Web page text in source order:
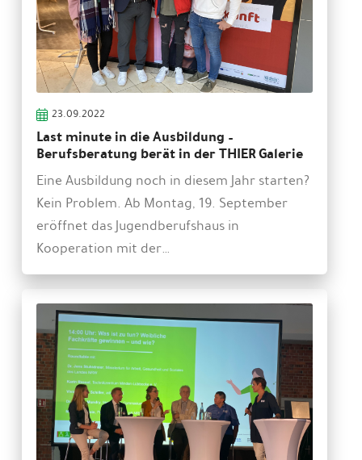
23.09.2022
Last minute in die Ausbildung –
Berufsberatung berät in der THIER Galerie
Eine Ausbildung noch in diesem Jahr starten?
Kein Problem. Ab Montag, 19. September
eröffnet das Jugendberufshaus in
Kooperation mit der…